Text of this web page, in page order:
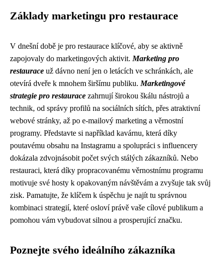
Základy marketingu pro restaurace
V dnešní době je pro restaurace klíčové, aby se aktivně
zapojovaly do marketingových aktivit. Marketing pro
restaurace už dávno není jen o letácích ve schránkách, ale
otevírá dveře k mnohem širšímu publiku. Marketingové
strategie pro restaurace zahrnují širokou škálu nástrojů a
technik, od správy profilů na sociálních sítích, přes atraktivní
webové stránky, až po e-mailový marketing a věrnostní
programy. Představte si například kavárnu, která díky
poutavému obsahu na Instagramu a spolupráci s influencery
dokázala zdvojnásobit počet svých stálých zákazníků. Nebo
restauraci, která díky propracovanému věrnostnímu programu
motivuje své hosty k opakovaným návštěvám a zvyšuje tak svůj
zisk. Pamatujte, že klíčem k úspěchu je najít tu správnou
kombinaci strategií, které osloví právě vaše cílové publikum a
pomohou vám vybudovat silnou a prosperující značku.
Poznejte svého ideálního zákazníka